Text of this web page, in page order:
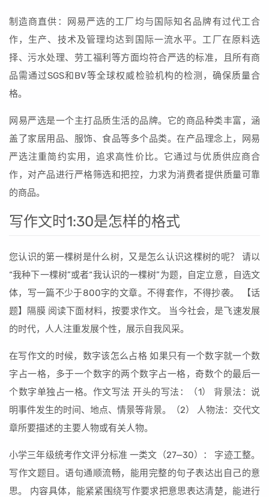
制造商直供：网易严选的工厂均与国际知名品牌有过代工合
作，生产、技术及管理均达到国际一流水平。工厂在原料选
择、污水处理、劳工福利等方面均符合严选的标准，且所有商
品需通过SGS和BV等全球权威检验机构的检测，确保质量合
格。
网易严选是一个主打品质生活的品牌。它的商品种类丰富，涵
盖了家居用品、服饰、食品等多个品类。在产品理念上，网易
严选注重简约实用，追求高性价比。它通过与优质供应商合
作，对产品进行严格筛选和把控，力求为消费者提供质量可靠
的商品。
写作文时1:30是怎样的格式
您认识的第一棵树是什么树，又是怎么认识这棵树的呢？ 请以
“我种下一棵树”或者“我认识的一棵树”为题，自定立意，自选文
体，写一篇不少于800字的文章。不得套作，不得抄袭。 【话
题】隔膜 阅读下面材料，按要求作文。 当今社会，是飞速发展
的时代，人人注重发展个性，展示自我风采。
在写作文的时候，数字该怎么占格 如果只有一个数字就一个数
字占一格，多于一个数字的两个数字占一格，奇数个的最后一
个数字单独占一格。作文写法 开头的写法：（1） 背景法：说
明事件发生的时间、地点、情景等背景。（2） 人物法：交代文
章所要描述的主要人物或有关人物。
小学三年级统考作文评分标准 一类文（27—30）： 字迹工整。
写作文题目。语句通顺流畅，能用完整的句子表达出自己的意
思。 内容具体，能紧紧围绕写作要求把意思表达清楚，能进行